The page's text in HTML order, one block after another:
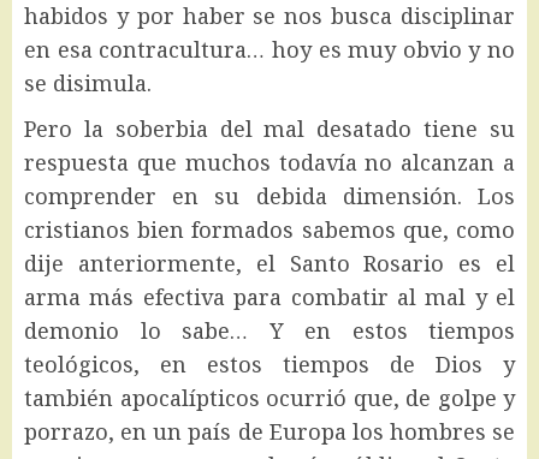
habidos y por haber se nos busca disciplinar
en esa contracultura… hoy es muy obvio y no
se disimula.
Pero la soberbia del mal desatado tiene su
respuesta que muchos todavía no alcanzan a
comprender en su debida dimensión. Los
cristianos bien formados sabemos que, como
dije anteriormente, el Santo Rosario es el
arma más efectiva para combatir al mal y el
demonio lo sabe… Y en estos tiempos
teológicos, en estos tiempos de Dios y
también apocalípticos ocurrió que, de golpe y
porrazo, en un país de Europa los hombres se